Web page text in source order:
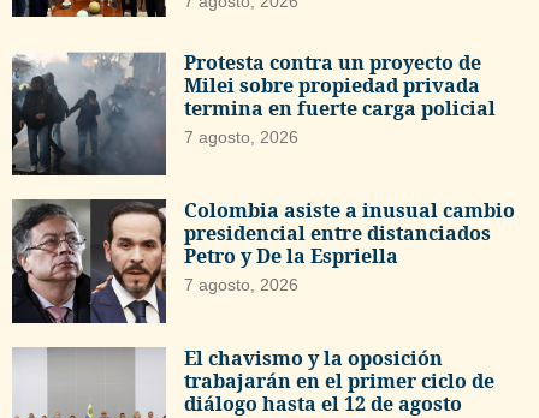
Protesta contra un proyecto de
Milei sobre propiedad privada
termina en fuerte carga policial
7 agosto, 2026
Colombia asiste a inusual cambio
presidencial entre distanciados
Petro y De la Espriella
7 agosto, 2026
El chavismo y la oposición
trabajarán en el primer ciclo de
diálogo hasta el 12 de agosto